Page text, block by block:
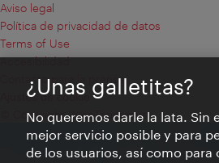
Aviso legal
Política de privacidad de datos
Terms of Use
Accesibilidad
Contacto para la prensa
Ajustes de cookie
© Copyright WienTourismus
¿Unas galletitas?
No queremos darle la lata. Sin
mejor servicio posible y para
de los usuarios, así como